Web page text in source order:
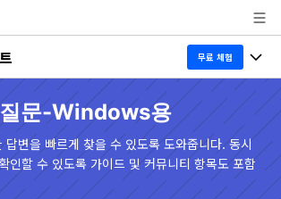
티
무료 체험
문-Windows용
답변을 빠르게 찾을 수 있도록 도와줍니다. 동시
인할 수 있도록 가이드 및 커뮤니티 항목도 포함